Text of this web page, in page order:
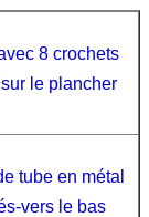
8 crochets
le plancher
tube en métal
vers le bas